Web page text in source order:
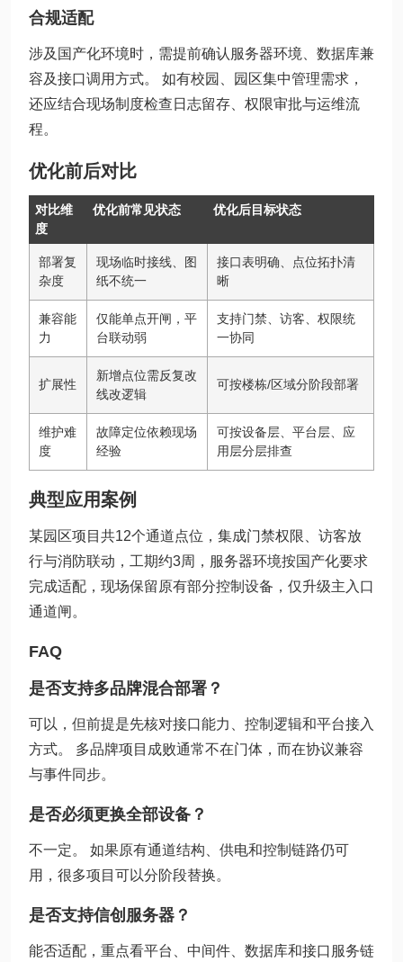
合规适配
涉及国产化环境时，需提前确认服务器环境、数据库兼
容及接口调用方式。 如有校园、园区集中管理需求，
还应结合现场制度检查日志留存、权限审批与运维流
程。
优化前后对比
对比维
度
优化前常见状态 优化后目标状态
部署复
杂度
现场临时接线、图
纸不统一
接口表明确、点位拓扑清
晰
兼容能
力
仅能单点开闸，平
台联动弱
支持门禁、访客、权限统
一协同
扩展性
新增点位需反复改
线改逻辑
可按楼栋/区域分阶段部署
维护难
度
故障定位依赖现场
经验
可按设备层、平台层、应
用层分层排查
典型应用案例
某园区项目共12个通道点位，集成门禁权限、访客放
行与消防联动，工期约3周，服务器环境按国产化要求
完成适配，现场保留原有部分控制设备，仅升级主入口
通道闸。
FAQ
是否支持多品牌混合部署？
可以，但前提是先核对接口能力、控制逻辑和平台接入
方式。 多品牌项目成败通常不在门体，而在协议兼容
与事件同步。
是否必须更换全部设备？
不一定。 如果原有通道结构、供电和控制链路仍可
用，很多项目可以分阶段替换。
是否支持信创服务器？
能否适配，重点看平台、中间件、数据库和接口服务链